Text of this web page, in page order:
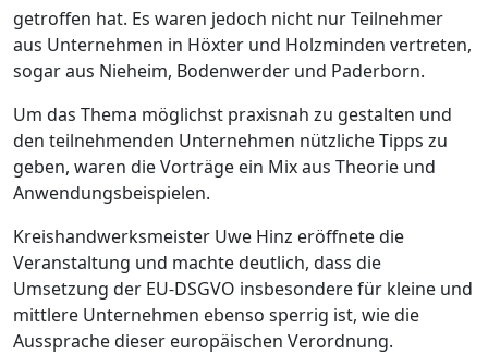
getroffen hat. Es waren jedoch nicht nur Teilnehmer
aus Unternehmen in Höxter und Holzminden vertreten,
sogar aus Nieheim, Bodenwerder und Paderborn.
Um das Thema möglichst praxisnah zu gestalten und
den teilnehmenden Unternehmen nützliche Tipps zu
geben, waren die Vorträge ein Mix aus Theorie und
Anwendungsbeispielen.
Kreishandwerksmeister Uwe Hinz eröffnete die
Veranstaltung und machte deutlich, dass die
Umsetzung der EU-DSGVO insbesondere für kleine und
mittlere Unternehmen ebenso sperrig ist, wie die
Aussprache dieser europäischen Verordnung.